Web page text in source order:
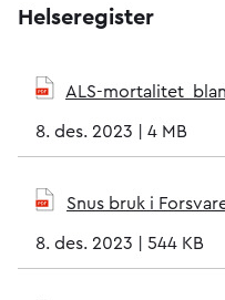
Helseregister
ALS-
8. des. 2023 4 MB
Snus bruk i
8. des. 2023 544 KB